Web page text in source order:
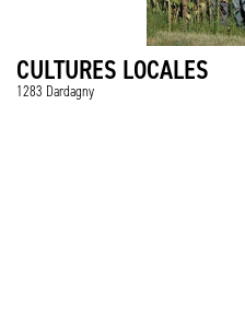
CULTURES LOCALES
1283 Dardagny